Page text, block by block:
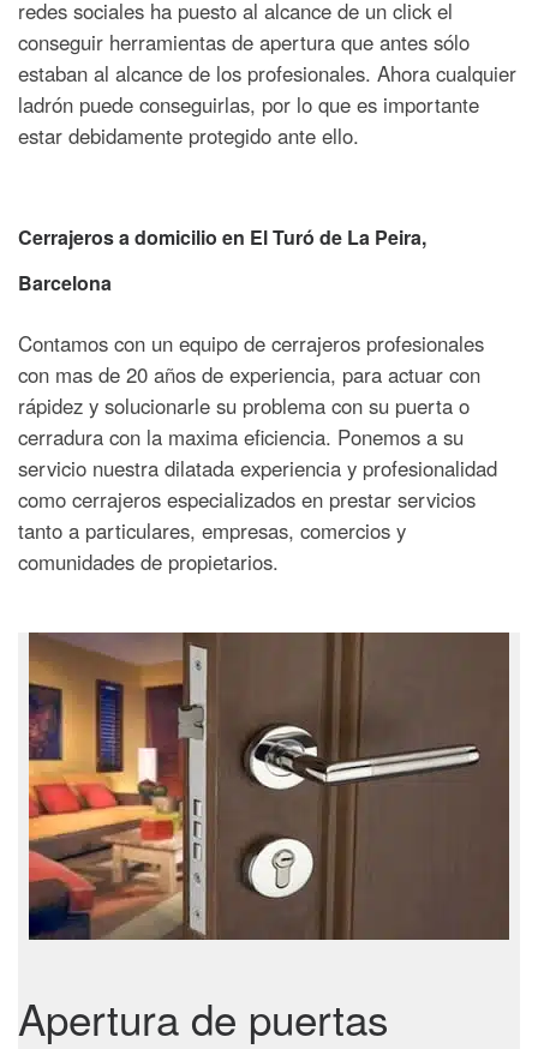
redes sociales ha puesto al alcance de un click el
conseguir herramientas de apertura que antes sólo
estaban al alcance de los profesionales. Ahora cualquier
ladrón puede conseguirlas, por lo que es importante
estar debidamente protegido ante ello.
Cerrajeros a domicilio en El Turó de La Peira,
Barcelona
Contamos con un equipo de cerrajeros profesionales
con mas de 20 años de experiencia, para actuar con
rápidez y solucionarle su problema con su puerta o
cerradura con la maxima eficiencia. Ponemos a su
servicio nuestra dilatada experiencia y profesionalidad
como cerrajeros especializados en prestar servicios
tanto a particulares, empresas, comercios y
comunidades de propietarios.
Apertura de puertas